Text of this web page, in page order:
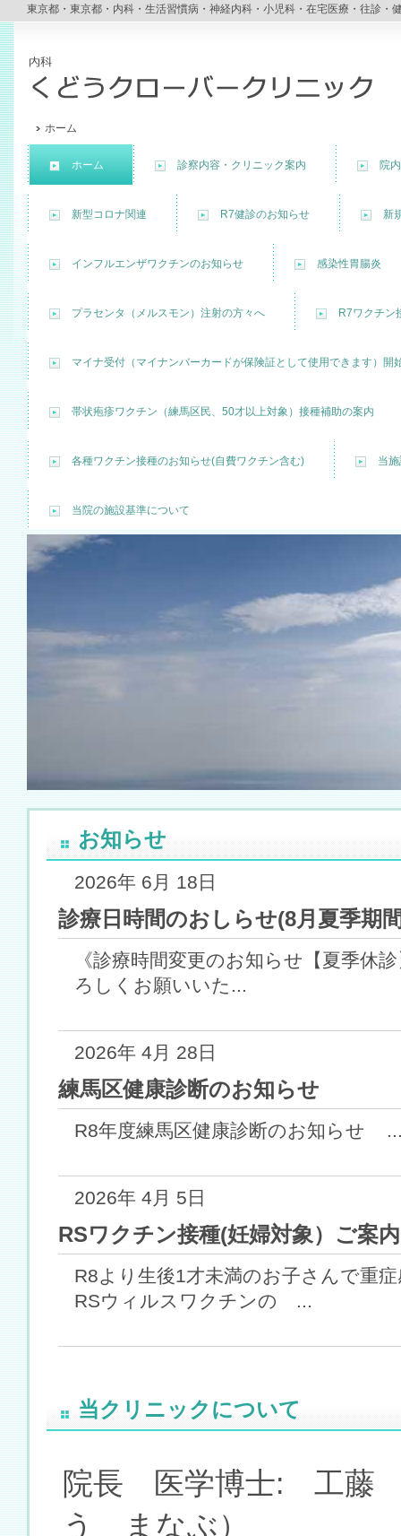
東京都・東京都・内科・生活習慣病・神経内科・小児科・在宅医療・往診・
ホーム
ホーム 診察内容・クリニック案内 院
新型コロナ関連 R7健診のお知らせ 新
インフルエンザワクチンのお知らせ 感染性胃腸炎
プラセンタ（メルスモン）注射の方々へ R7ワクチン
マイナ受付（マイナンバーカードが保険証として使用できます）開
帯状疱疹ワクチン（練馬区民、50才以上対象）接種補助の案内
各種ワクチン接種のお知らせ(自費ワクチン含む) 当
当院の施設基準について
お知らせ
2026年 6月 18日
診療日時間のおしらせ(8月夏季期
《診療時間変更のお知らせ【夏季休
ろしくお願いいた...
2026年 4月 28日
練馬区健康診断のお知らせ
R8年度練馬区健康診断のお知らせ
2026年 4月 5日
RSワクチン接種(妊婦対象）ご案内
R8より生後1才未満のお子さんで重
RSウィルスワクチンの ...
当クリニックについて
院長 医学博士: 工
う まなぶ）